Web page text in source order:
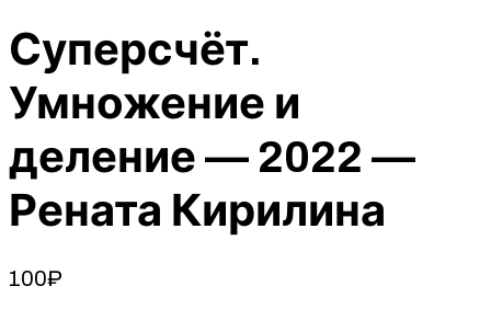
Суперсчёт.
Умножение и
деление — 2022 —
Рената Кирилина
100₽